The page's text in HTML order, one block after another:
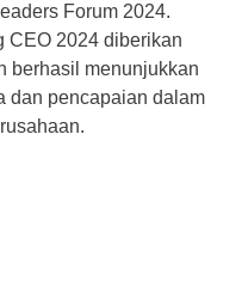
Forum 2024.
CEO 2024 diberikan
berhasil menunjukkan
dan pencapaian dalam